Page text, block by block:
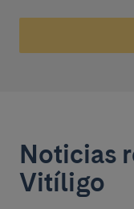
Noticias
Vitíligo